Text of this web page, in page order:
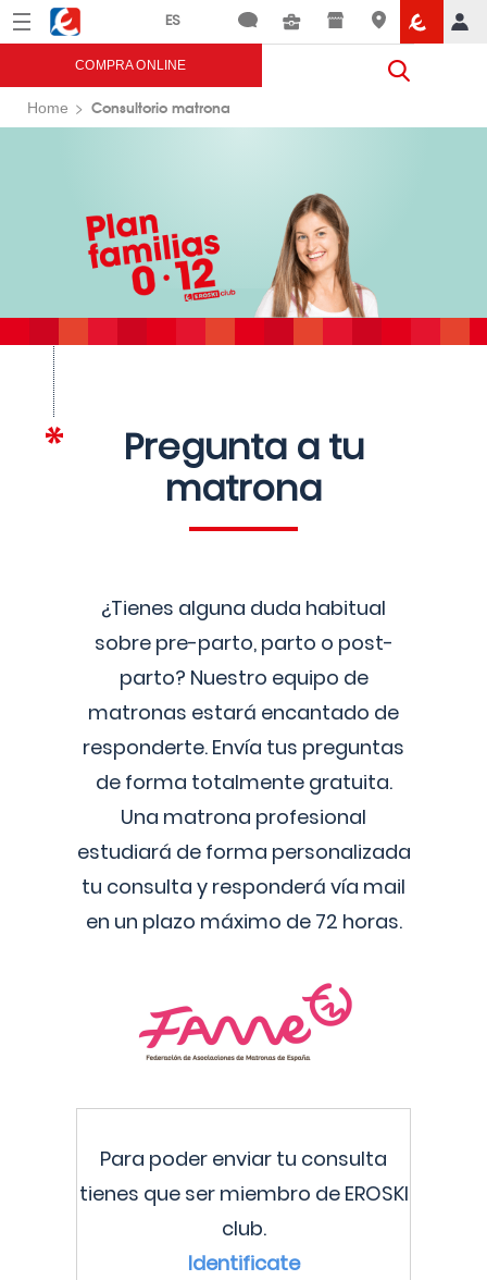
Menú Eroski
COMPRA ONLINE
Home Consultorio matrona
Pregunta a tu
matrona
¿Tienes alguna duda habitual
sobre pre-parto, parto o post-
parto? Nuestro equipo de
matronas estará encantado de
responderte. Envía tus preguntas
de forma totalmente gratuita.
Una matrona profesional
estudiará de forma personalizada
tu consulta y responderá vía mail
en un plazo máximo de 72 horas.
Para poder enviar tu consulta
tienes que ser miembro de EROSKI
club.
Identificate